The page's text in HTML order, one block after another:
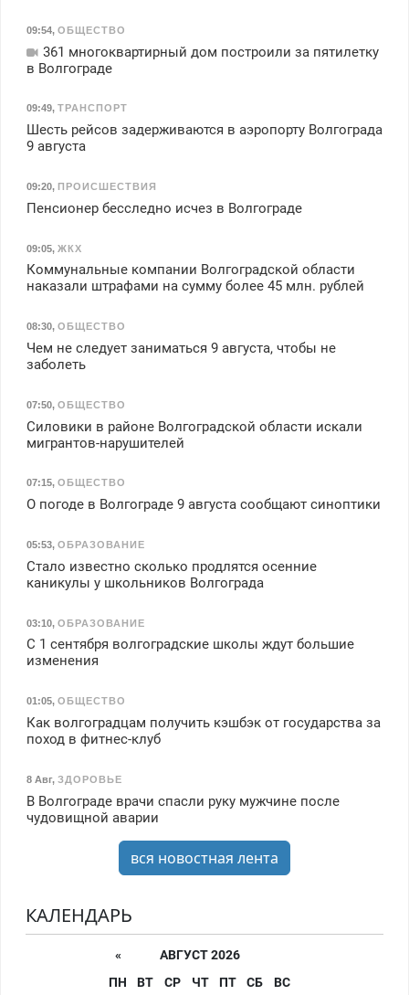
09:54, ОБЩЕСТВО
361 многоквартирный дом построили за пятилетку
в Волгограде
09:49, ТРАНСПОРТ
Шесть рейсов задерживаются в аэропорту Волгограда
9 августа
09:20, ПРОИСШЕСТВИЯ
Пенсионер бесследно исчез в Волгограде
09:05, ЖКХ
Коммунальные компании Волгоградской области
наказали штрафами на сумму более 45 млн. рублей
08:30, ОБЩЕСТВО
Чем не следует заниматься 9 августа, чтобы не
заболеть
07:50, ОБЩЕСТВО
Силовики в районе Волгоградской области искали
мигрантов-нарушителей
07:15, ОБЩЕСТВО
О погоде в Волгограде 9 августа сообщают синоптики
05:53, ОБРАЗОВАНИЕ
Стало известно сколько продлятся осенние
каникулы у школьников Волгограда
03:10, ОБРАЗОВАНИЕ
С 1 сентября волгоградские школы ждут большие
изменения
01:05, ОБЩЕСТВО
Как волгоградцам получить кэшбэк от государства за
поход в фитнес-клуб
8 Авг, ЗДОРОВЬЕ
В Волгограде врачи спасли руку мужчине после
чудовищной аварии
вся новостная лента
КАЛЕНДАРЬ
«
АВГУСТ 2026
ПН
ВТ СР ЧТ ПТ СБ ВС